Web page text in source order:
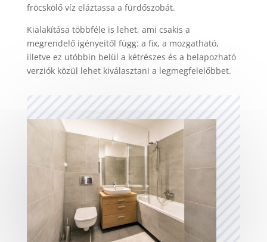
fröcskölő víz eláztassa a fürdőszobát.
Kialakítása többféle is lehet, ami csakis a
megrendelő igényeitől függ: a fix, a mozgatható,
illetve ez utóbbin belül a kétrészes és a belapozható
verziók közül lehet kiválasztani a legmegfelelőbbet.